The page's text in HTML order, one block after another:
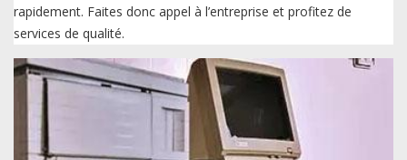
rapidement. Faites donc appel à l’entreprise et profitez de
services de qualité.